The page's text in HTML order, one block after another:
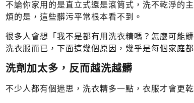
不論你家用的是直立式還是滾筒式，洗不乾淨的
煩的是，這些髒污平常根本看不到。
很多人會想「我不是都有用洗衣精嗎？怎麼可能
洗衣服而已，下面這幾個原因，幾乎是每個家庭
洗劑加太多，反而越洗越髒
不少人都有個迷思，洗衣精多一點，衣服才會更